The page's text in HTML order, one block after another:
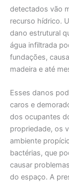
detectados vão
recurso hídrico.
dano estrutural
água infiltrada
fundações,
madeira e até
Esses danos
caros e
dos ocupantes
propriedade, os
ambiente
bactérias, que
causar
do espaço. A